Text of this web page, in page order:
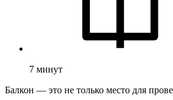
7 минут
Балкон — это не только место для